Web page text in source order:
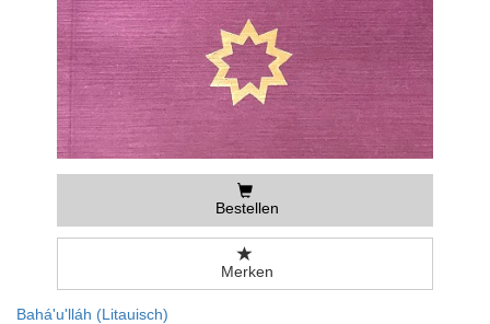
Bestellen
Merken
Bahá'u'lláh (Litauisch)